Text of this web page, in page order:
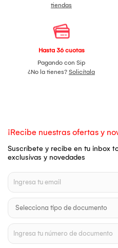
tiendas
Hasta 36 cuotas
Pagando con Sip
¿No la tienes? Solicítala
¡Recibe nuestras ofertas y
Suscríbete y recibe en tu inbox
exclusivas y novedades